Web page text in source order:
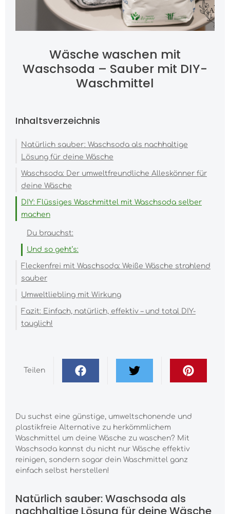
Wäsche waschen mit
Waschsoda – Sauber mit DIY-
Waschmittel
Inhaltsverzeichnis
Natürlich sauber: Waschsoda als nachhaltige
Lösung für deine Wäsche
Waschsoda: Der umweltfreundliche Alleskönner für
deine Wäsche
DIY: Flüssiges Waschmittel mit Waschsoda selber
machen
Du brauchst:
Und so geht’s:
Fleckenfrei mit Waschsoda: Weiße Wäsche strahlend
sauber
Umweltliebling mit Wirkung
Fazit: Einfach, natürlich, effektiv – und total DIY-
tauglich!
Teilen
Du suchst eine günstige, umweltschonende und
plastikfreie Alternative zu herkömmlichem
Waschmittel um deine Wäsche zu waschen? Mit
Waschsoda kannst du nicht nur Wäsche effektiv
reinigen, sondern sogar dein Waschmittel ganz
einfach selbst herstellen!
Natürlich sauber: Waschsoda als
nachhaltige Lösung für deine Wäsche